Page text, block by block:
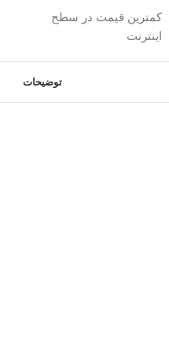
کمترین قیمت در سطح
اینترنت
توضیحات